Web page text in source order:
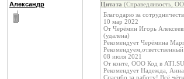
Александр Цитата (Справедливость,
Благодарю за
10 мар 2022
От Черёмин Игорь
(удалена)
Рекомендует Черёмина
Рекомендуем,ответственный
08 июля 2021
От конте, ООО Код в
Рекомендует Надежда, Анна
Спасибо за работу! Всё